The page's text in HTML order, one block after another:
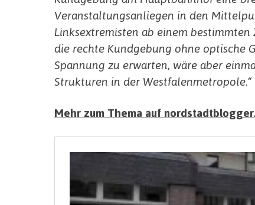
Veranstaltungsanliegen in den
Linksextremisten ab einem
die rechte Kundgebung ohne optische
Spannung zu erwarten, wäre aber
Strukturen in der Westfalenmetropole.“
Mehr zum Thema auf